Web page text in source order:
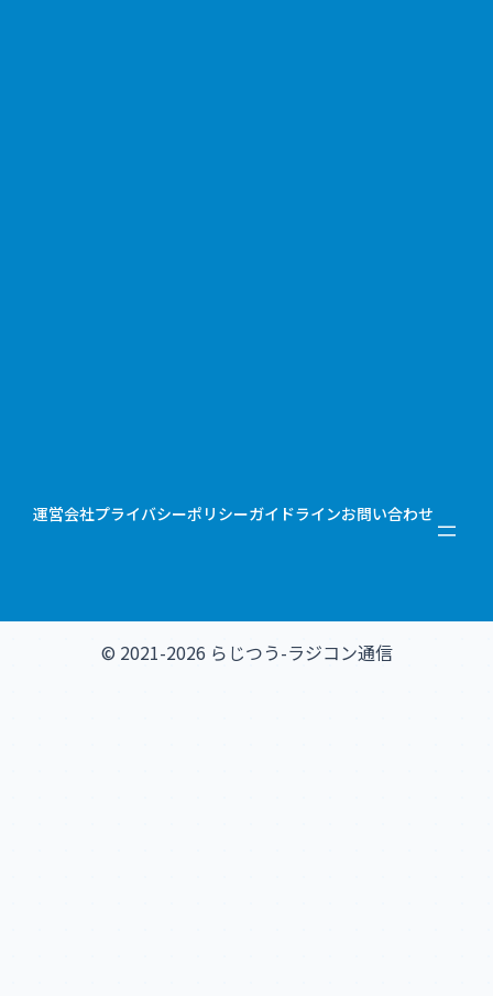
運営会社プライバシーポリシーガイドラインお問い合わせ
© 2021-2026 らじつう-ラジコン通信